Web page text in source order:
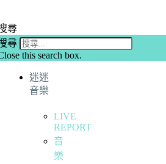
尋
尋
this search box.
迷迷
音樂
LIVE
REPORT
音
樂